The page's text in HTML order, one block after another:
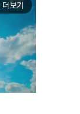
더보기